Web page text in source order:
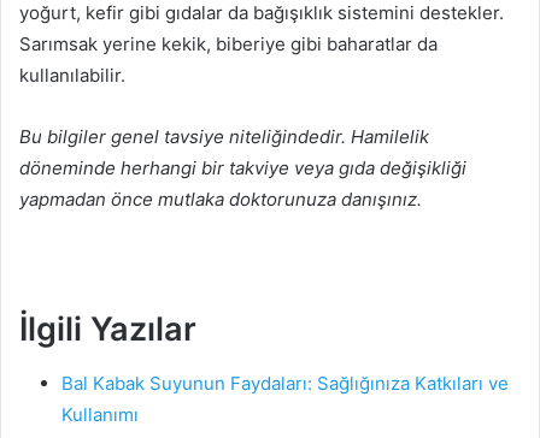
yoğurt, kefir gibi gıdalar da bağışıklık sistemini destekler.
Sarımsak yerine kekik, biberiye gibi baharatlar da
kullanılabilir.
Bu bilgiler genel tavsiye niteliğindedir. Hamilelik
döneminde herhangi bir takviye veya gıda değişikliği
yapmadan önce mutlaka doktorunuza danışınız.
İlgili Yazılar
Bal Kabak Suyunun Faydaları: Sağlığınıza Katkıları ve
Kullanımı